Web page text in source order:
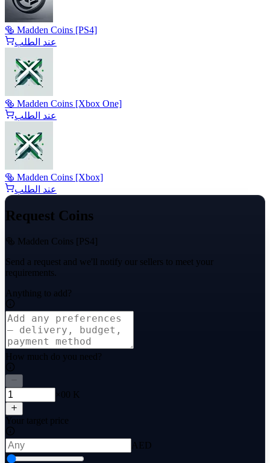
🥯 Madden Coins [PS4]
عند الطلب
🥯 Madden Coins [Xbox One]
عند الطلب
🥯 Madden Coins [Xbox]
عند الطلب
Request Coins
🥯 Madden Coins [PS4]
Send a request and we'll notify our sellers to meet your
requirements.
Anything to add?
How much do you need?
×00 K
Your target price
AED